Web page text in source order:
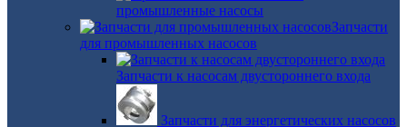
промышленные насосы
Запчасти
для промышленных насосов
Запчасти к насосам двустороннего входа
Запчасти для энергетических насосов